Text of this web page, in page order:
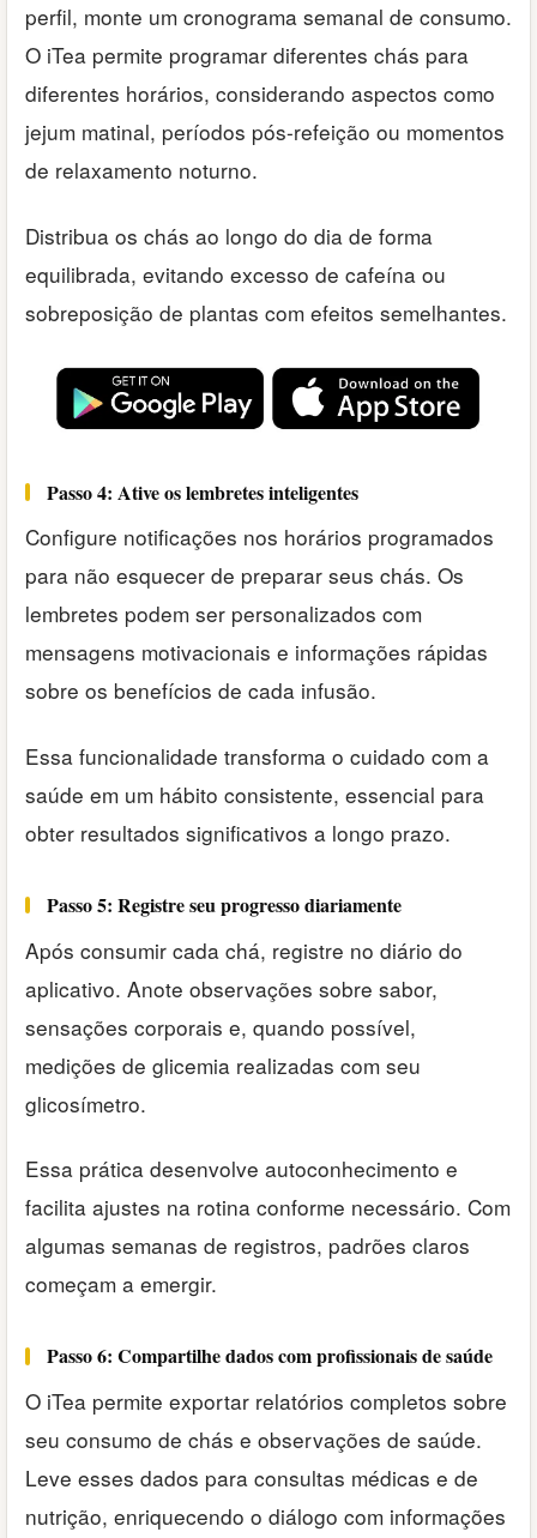
perfil, monte um cronograma semanal de consumo.
O iTea permite programar diferentes chás para
diferentes horários, considerando aspectos como
jejum matinal, períodos pós-refeição ou momentos
de relaxamento noturno.
Distribua os chás ao longo do dia de forma
equilibrada, evitando excesso de cafeína ou
sobreposição de plantas com efeitos semelhantes.
Passo 4: Ative os lembretes inteligentes
Configure notificações nos horários programados
para não esquecer de preparar seus chás. Os
lembretes podem ser personalizados com
mensagens motivacionais e informações rápidas
sobre os benefícios de cada infusão.
Essa funcionalidade transforma o cuidado com a
saúde em um hábito consistente, essencial para
obter resultados significativos a longo prazo.
Passo 5: Registre seu progresso diariamente
Após consumir cada chá, registre no diário do
aplicativo. Anote observações sobre sabor,
sensações corporais e, quando possível,
medições de glicemia realizadas com seu
glicosímetro.
Essa prática desenvolve autoconhecimento e
facilita ajustes na rotina conforme necessário. Com
algumas semanas de registros, padrões claros
começam a emergir.
Passo 6: Compartilhe dados com profissionais de saúde
O iTea permite exportar relatórios completos sobre
seu consumo de chás e observações de saúde.
Leve esses dados para consultas médicas e de
nutrição, enriquecendo o diálogo com informações